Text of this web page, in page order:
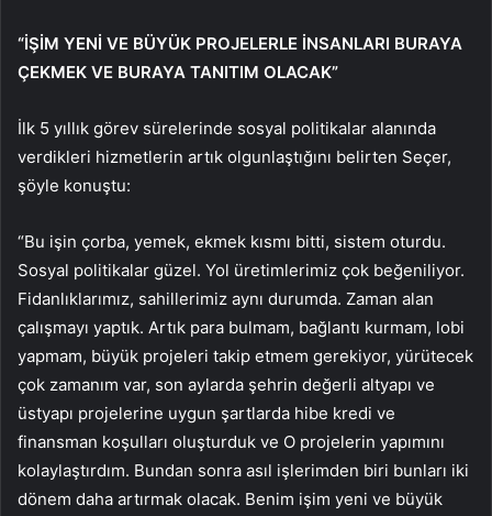
“İŞİM YENİ VE BÜYÜK PROJELERLE İNSANLARI BURAYA
ÇEKMEK VE BURAYA TANITIM OLACAK”
İlk 5 yıllık görev sürelerinde sosyal politikalar alanında
verdikleri hizmetlerin artık olgunlaştığını belirten Seçer,
şöyle konuştu:
“Bu işin çorba, yemek, ekmek kısmı bitti, sistem oturdu.
Sosyal politikalar güzel. Yol üretimlerimiz çok beğeniliyor.
Fidanlıklarımız, sahillerimiz aynı durumda. Zaman alan
çalışmayı yaptık. Artık para bulmam, bağlantı kurmam, lobi
yapmam, büyük projeleri takip etmem gerekiyor, yürütecek
çok zamanım var, son aylarda şehrin değerli altyapı ve
üstyapı projelerine uygun şartlarda hibe kredi ve
finansman koşulları oluşturduk ve O projelerin yapımını
kolaylaştırdım. Bundan sonra asıl işlerimden biri bunları iki
dönem daha artırmak olacak. Benim işim yeni ve büyük